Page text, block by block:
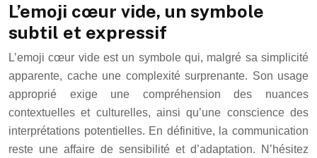
L’emoji cœur vide, un symbole
subtil et expressif
L’emoji cœur vide est un symbole qui, malgré sa simplicité
apparente, cache une complexité surprenante. Son usage
approprié exige une compréhension des nuances
contextuelles et culturelles, ainsi qu’une conscience des
interprétations potentielles. En définitive, la communication
reste une affaire de sensibilité et d’adaptation. N’hésitez